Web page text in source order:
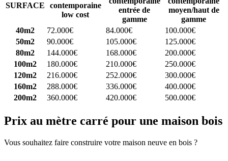
SURFACE
contemporaine
low cost
entrée de
gamme
moyen/haut de
gamme
40m2
72.000€ 84.000€
100.000€
50m2
90.000€ 105.000€
125.000€
80m2
144.000€ 168.000€
200.000€
100m2
180.000€ 210.000€
250.000€
120m2
216.000€ 252.000€
300.000€
160m2
288.000€ 336.000€
400.000€
200m2
360.000€ 420.000€ 500.000€
Prix au mètre carré pour une maison bois
Vous souhaitez faire construire votre maison neuve en bois ?